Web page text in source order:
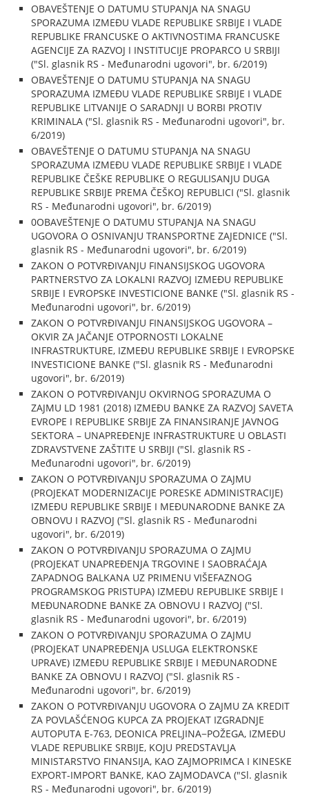
OBAVEŠTENJE O DATUMU STUPANJA NA SNAGU
SPORAZUMA IZMEĐU VLADE REPUBLIKE SRBIJE I VLADE
REPUBLIKE FRANCUSKE O AKTIVNOSTIMA FRANCUSKE
AGENCIJE ZA RAZVOJ I INSTITUCIJE PROPARCO U SRBIJI
("Sl. glasnik RS - Međunarodni ugovori", br. 6/2019)
OBAVEŠTENJE O DATUMU STUPANJA NA SNAGU
SPORAZUMA IZMEĐU VLADE REPUBLIKE SRBIJE I VLADE
REPUBLIKE LITVANIJE O SARADNJI U BORBI PROTIV
KRIMINALA ("Sl. glasnik RS - Međunarodni ugovori", br.
6/2019)
OBAVEŠTENJE O DATUMU STUPANJA NA SNAGU
SPORAZUMA IZMEĐU VLADE REPUBLIKE SRBIJE I VLADE
REPUBLIKE ČEŠKE REPUBLIKE O REGULISANJU DUGA
REPUBLIKE SRBIJE PREMA ČEŠKOJ REPUBLICI ("Sl. glasnik
RS - Međunarodni ugovori", br. 6/2019)
0OBAVEŠTENJE O DATUMU STUPANJA NA SNAGU
UGOVORA O OSNIVANJU TRANSPORTNE ZAJEDNICE ("Sl.
glasnik RS - Međunarodni ugovori", br. 6/2019)
ZAKON O POTVRĐIVANJU FINANSIJSKOG UGOVORA
PARTNERSTVO ZA LOKALNI RAZVOJ IZMEĐU REPUBLIKE
SRBIJE I EVROPSKE INVESTICIONE BANKE ("Sl. glasnik RS -
Međunarodni ugovori", br. 6/2019)
ZAKON O POTVRĐIVANJU FINANSIJSKOG UGOVORA –
OKVIR ZA JAČANJE OTPORNOSTI LOKALNE
INFRASTRUKTURE, IZMEĐU REPUBLIKE SRBIJE I EVROPSKE
INVESTICIONE BANKE ("Sl. glasnik RS - Međunarodni
ugovori", br. 6/2019)
ZAKON O POTVRĐIVANJU OKVIRNOG SPORAZUMA O
ZAJMU LD 1981 (2018) IZMEĐU BANKE ZA RAZVOJ SAVETA
EVROPE I REPUBLIKE SRBIJE ZA FINANSIRANJE JAVNOG
SEKTORA – UNAPREĐENJE INFRASTRUKTURE U OBLASTI
ZDRAVSTVENE ZAŠTITE U SRBIJI ("Sl. glasnik RS -
Međunarodni ugovori", br. 6/2019)
ZAKON O POTVRĐIVANJU SPORAZUMA O ZAJMU
(PROJEKAT MODERNIZACIJE PORESKE ADMINISTRACIJE)
IZMEĐU REPUBLIKE SRBIJE I MEĐUNARODNE BANKE ZA
OBNOVU I RAZVOJ ("Sl. glasnik RS - Međunarodni
ugovori", br. 6/2019)
ZAKON O POTVRĐIVANJU SPORAZUMA O ZAJMU
(PROJEKAT UNAPREĐENJA TRGOVINE I SAOBRAĆAJA
ZAPADNOG BALKANA UZ PRIMENU VIŠEFAZNOG
PROGRAMSKOG PRISTUPA) IZMEĐU REPUBLIKE SRBIJE I
MEĐUNARODNE BANKE ZA OBNOVU I RAZVOJ ("Sl.
glasnik RS - Međunarodni ugovori", br. 6/2019)
ZAKON O POTVRĐIVANJU SPORAZUMA O ZAJMU
(PROJEKAT UNAPREĐENJA USLUGA ELEKTRONSKE
UPRAVE) IZMEĐU REPUBLIKE SRBIJE I MEĐUNARODNE
BANKE ZA OBNOVU I RAZVOJ ("Sl. glasnik RS -
Međunarodni ugovori", br. 6/2019)
ZAKON O POTVRĐIVANJU UGOVORA O ZAJMU ZA KREDIT
ZA POVLAŠĆENOG KUPCA ZA PROJEKAT IZGRADNJE
AUTOPUTA E-763, DEONICA PRELJINA−POŽEGA, IZMEĐU
VLADE REPUBLIKE SRBIJE, KOJU PREDSTAVLJA
MINISTARSTVO FINANSIJA, KAO ZAJMOPRIMCA I KINESKE
EXPORT-IMPORT BANKE, KAO ZAJMODAVCA ("Sl. glasnik
RS - Međunarodni ugovori", br. 6/2019)